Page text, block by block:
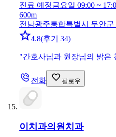
진료 예정금요일 09:00 ~
600m
전남광주통합특별시 무안
4.8(후기 34)
"간호사님과 원장님의 밝은
전화 팔로우
이치과의원 치과